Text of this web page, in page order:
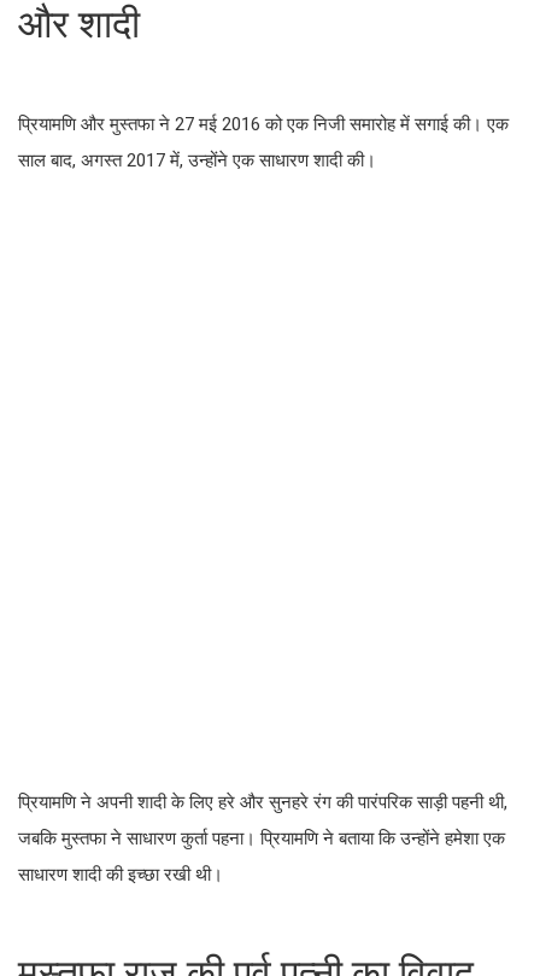
और शादी
प्रियामणि और मुस्तफा ने 27 मई 2016 को एक निजी समारोह में सगाई की। एक
साल बाद, अगस्त 2017 में, उन्होंने एक साधारण शादी की।
प्रियामणि ने अपनी शादी के लिए हरे और सुनहरे रंग की पारंपरिक साड़ी पहनी थी,
जबकि मुस्तफा ने साधारण कुर्ता पहना। प्रियामणि ने बताया कि उन्होंने हमेशा एक
साधारण शादी की इच्छा रखी थी।